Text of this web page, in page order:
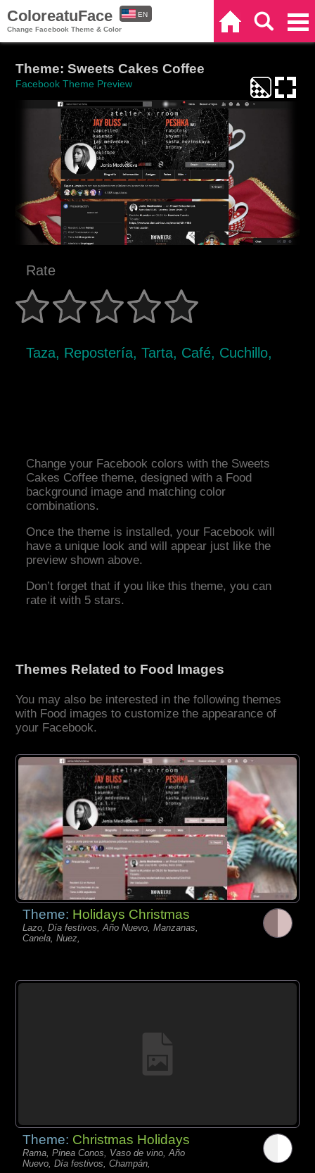
ColoreatuFace
Change Facebook Theme & Color
EN
Theme: Sweets Cakes Coffee
Facebook Theme Preview
Rate
Taza, Repostería, Tarta, Café, Cuchillo,
Change your Facebook colors with the Sweets
Cakes Coffee theme, designed with a Food
background image and matching color
combinations.
Once the theme is installed, your Facebook will
have a unique look and will appear just like the
preview shown above.
Don’t forget that if you like this theme, you can
rate it with 5 stars.
Themes Related to Food Images
You may also be interested in the following themes
with Food images to customize the appearance of
your Facebook.
Theme: Holidays Christmas
Lazo, Día festivos, Año Nuevo, Manzanas,
Canela, Nuez,
Theme: Christmas Holidays
Rama, Pinea Conos, Vaso de vino, Año
Nuevo, Día festivos, Champán,